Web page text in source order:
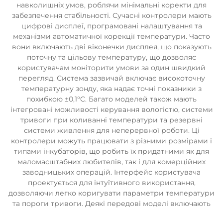
навколишніх умов, роблячи мінімальні коректи для
забезпечення стабільності. Сучасні контролери мають
цифрові дисплеї, програмовані налаштування та
механізми автоматичної корекції температури. Часто
вони включають дві віконечки дисплея, що показують
поточну та цільову температуру, що дозволяє
користувачам моніторити умови за один швидкий
перегляд. Система зазвичай включає високоточну
температурну зонду, яка надає точні показники з
похибкою ±0,1°C. Багато моделей також мають
інтегровані можливості керування вологістю, системи
тривоги при коливанні температури та резервні
системи живлення для неперервної роботи. Ці
контролери можуть працювати з різними розмірами і
типами інкубаторів, що робить їх придатними як для
маломасштабних любителів, так і для комерційних
заводницьких операцій. Інтерфейс користувача
проектується для інтуїтивного використання,
дозволяючи легко коригувати параметри температури
та пороги тривоги. Деякі передові моделі включають